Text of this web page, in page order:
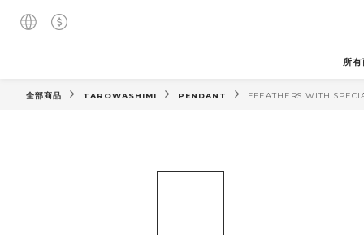
所
全部商品 TAROWASHIMI PENDANT FFEATHERS WITH